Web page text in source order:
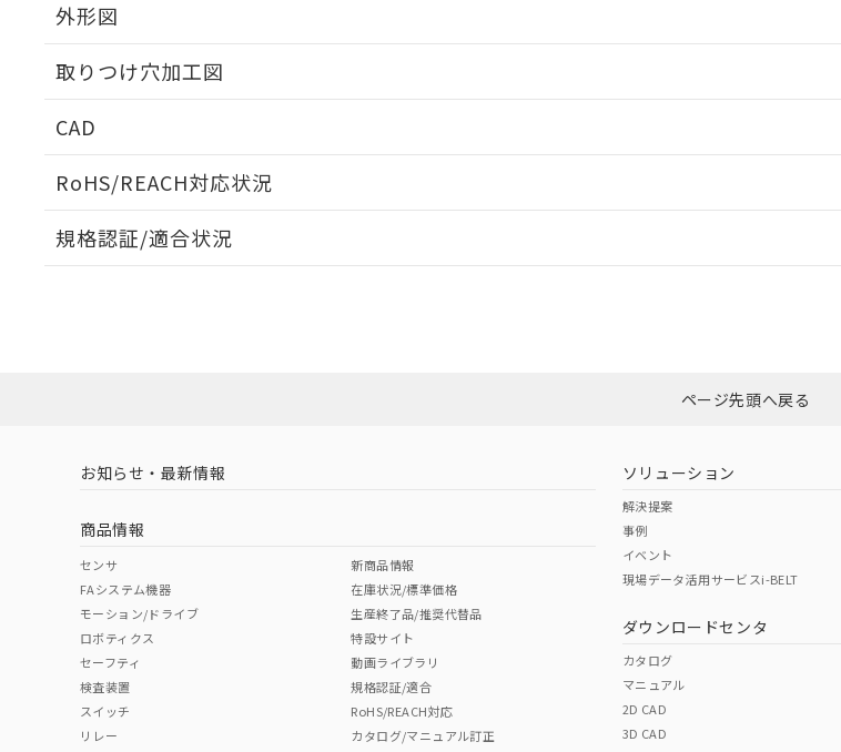
外形図
取りつけ穴加工図
CAD
RoHS/REACH対応状況
EU RoHS 注意事項・凡例
ダウンロードはこちら
中国 RoHS 注意事項・凡例
中国 RoHS表
Pb Hg Cr(VI)
規格認証/適合状況
ページ先頭へ戻る
お知らせ・最新情報
商品情報
センサ
FAシステム機器
モーション/ドライブ
ロボティクス
セーフティ
検査装置
スイッチ
リレー
新商品情報
在庫状況/標準価格
生産終了品/推奨代替品
特設サイト
動画ライブラリ
規格認証/適合
RoHS/REACH対応
カタログ/マニュアル訂正
ソリューション
解決提案
事例
イベント
現場データ活用サービスi-BELT
ダウンロードセンタ
カタログ
マニュアル
2D CAD
3D CAD